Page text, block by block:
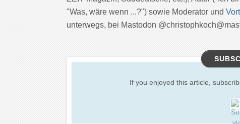
"Was, wäre wenn ...?") sowie Moderator und
unterwegs, bei Mastodon
If you enjoyed this article,